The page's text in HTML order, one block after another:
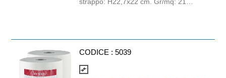
strappo: H22,7x22 cm. Gr/mq: 21
CODICE : 5039
compare_arrows